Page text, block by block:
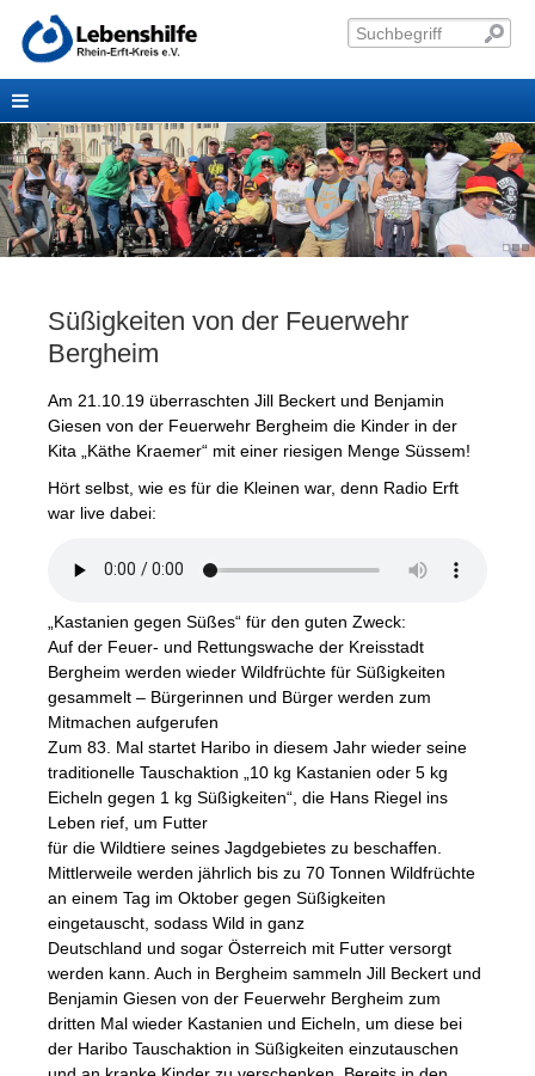
Süßigkeiten von der Feuerwehr
Bergheim
Am 21.10.19 überraschten Jill Beckert und Benjamin
Giesen von der Feuerwehr Bergheim die Kinder in der
Kita „Käthe Kraemer“ mit einer riesigen Menge Süssem!
Hört selbst, wie es für die Kleinen war, denn Radio Erft
war live dabei:
„Kastanien gegen Süßes“ für den guten Zweck:
Auf der Feuer- und Rettungswache der Kreisstadt
Bergheim werden wieder Wildfrüchte für Süßigkeiten
gesammelt – Bürgerinnen und Bürger werden zum
Mitmachen aufgerufen
Zum 83. Mal startet Haribo in diesem Jahr wieder seine
traditionelle Tauschaktion „10 kg Kastanien oder 5 kg
Eicheln gegen 1 kg Süßigkeiten“, die Hans Riegel ins
Leben rief, um Futter
für die Wildtiere seines Jagdgebietes zu beschaffen.
Mittlerweile werden jährlich bis zu 70 Tonnen Wildfrüchte
an einem Tag im Oktober gegen Süßigkeiten
eingetauscht, sodass Wild in ganz
Deutschland und sogar Österreich mit Futter versorgt
werden kann. Auch in Bergheim sammeln Jill Beckert und
Benjamin Giesen von der Feuerwehr Bergheim zum
dritten Mal wieder Kastanien und Eicheln, um diese bei
der Haribo Tauschaktion in Süßigkeiten einzutauschen